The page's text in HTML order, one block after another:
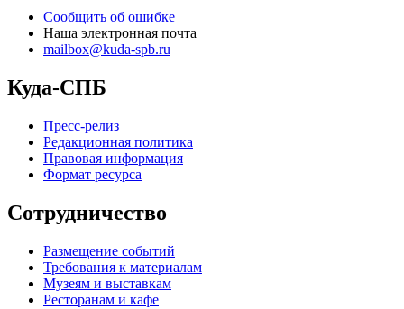
Сообщить об ошибке
Наша электронная почта
mailbox@kuda-spb.ru
Куда-СПБ
Пресс-релиз
Редакционная политика
Правовая информация
Формат ресурса
Сотрудничество
Размещение событий
Требования к материалам
Музеям и выставкам
Ресторанам и кафе